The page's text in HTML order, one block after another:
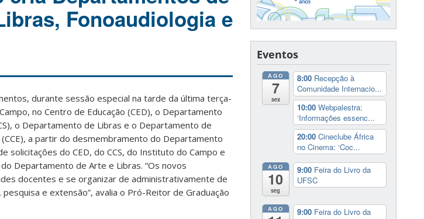
Fonoaudiologia e
durante sessão especial na tarde da última terça-
no Centro de Educação (CED), o Departamento
o Departamento de Libras e o Departamento de
a partir do desmembramento do Departamento
solicitações do CED, do CCS, do Instituto do Campo e
Departamento de Arte e Libras. “Os novos
docentes e se organizar de administrativamente de
e extensão”, avalia o Pró-Reitor de Graduação
Eventos
AGO
7
sex
8:00 Recepção à
Comunidade Internacio...
10:00 Webpalestra:
‘Informações essenc...
20:00 Cineclube África
no Cinema: ‘Coc...
AGO
10
seg
9:00 Feira do Livro da
UFSC
AGO 9:00 Feira do Livro da